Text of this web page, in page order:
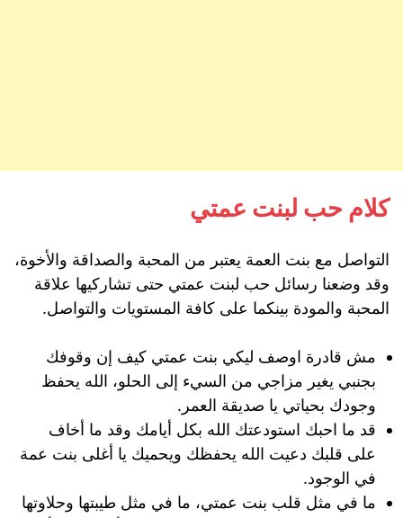
كلام حب لبنت عمتي
التواصل مع بنت العمة يعتبر من المحبة والصداقة والأخوة،
وقد وضعنا رسائل حب لبنت عمتي حتى تشاركيها علاقة
المحبة والمودة بينكما على كافة المستويات والتواصل.
مش قادرة اوصف ليكي بنت عمتي كيف إن وقوفك
بجنبي يغير مزاجي من السيء إلى الحلو، الله يحفظ
وجودك بحياتي يا صديقة العمر.
قد ما احبك استودعتك الله بكل أيامك وقد ما أخاف
على قلبك دعيت الله يحفظك ويحميك يا أغلى بنت عمة
في الوجود.
ما في مثل قلب بنت عمتي، ما في مثل طيبتها وحلاوتها